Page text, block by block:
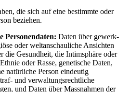
die sich auf eine bestimmte oder
beziehen.
Personen­daten: Daten über gewerk­
oder welt­anschauliche Ansichten
die Gesund­heit, die Intim­sphäre oder
oder Rasse, genetische Daten,
natürliche Person eindeutig
und verwaltungs­rechtliche
und Daten über Mass­nahmen der